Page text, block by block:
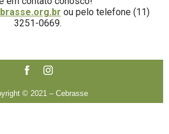
ou pelo telefone (11)
3251-0669.
© 2021 – Cebrasse